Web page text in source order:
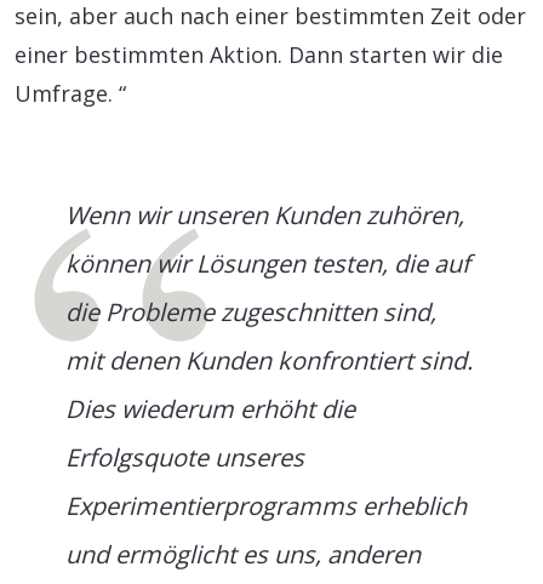
sein, aber auch nach einer bestimmten Zeit oder
einer bestimmten Aktion. Dann starten wir die
Umfrage. “
Wenn wir unseren Kunden zuhören,
können wir Lösungen testen, die auf
die Probleme zugeschnitten sind,
mit denen Kunden konfrontiert sind.
Dies wiederum erhöht die
Erfolgsquote unseres
Experimentierprogramms erheblich
und ermöglicht es uns, anderen